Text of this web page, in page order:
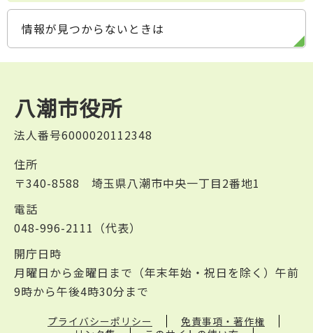
情報が見つからないときは
八潮市役所
法人番号6000020112348
住所
〒340-8588 埼玉県八潮市中央一丁目2番地1
電話
048-996-2111（代表）
開庁日時
月曜日から金曜日まで（年末年始・祝日を除く）午前
9時から午後4時30分まで
プライバシーポリシー
免責事項・著作権